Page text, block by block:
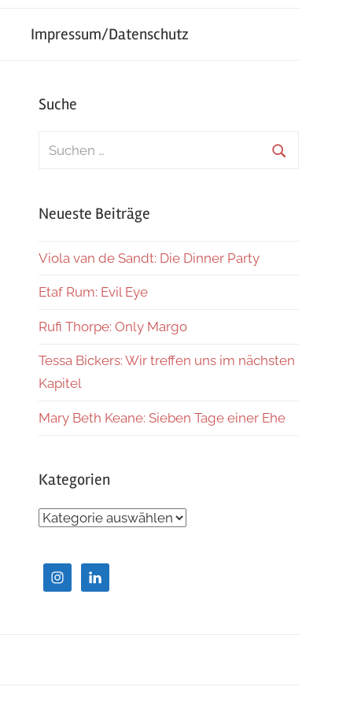
Impressum/Datenschutz
Suche
Suchen
Neueste Beiträge
Viola van de Sandt: Die Dinner Party
Etaf Rum: Evil Eye
Rufi Thorpe: Only Margo
Tessa Bickers: Wir treffen uns im nächsten
Kapitel
Mary Beth Keane: Sieben Tage einer Ehe
Kategorien
Kategorien